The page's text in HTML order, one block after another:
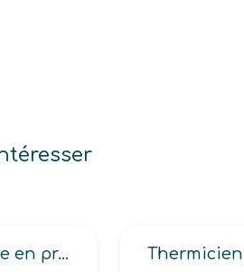
Aide agricole en production (florale, légumière, végétale)